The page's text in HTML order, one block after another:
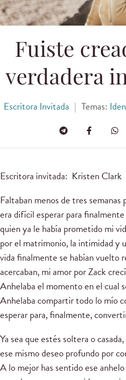
Fuiste
verdadera
Escritora Invitada | Temas:
Escritora invitada: Kristen Clark
Faltaban menos de tres
era difícil esperar para
quien ya le había prometido mi
por el matrimonio, la intimidad y
vida finalmente se habían vuelto
acercaban, mi amor por Zack
Anhelaba el momento en el cual
Anhelaba compartir todo lo mío
esperar para, finalmente,
Ya sea que estés soltera o
ese mismo deseo profundo por
A lo mejor has sentido ese